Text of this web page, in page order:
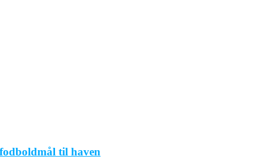
til haven